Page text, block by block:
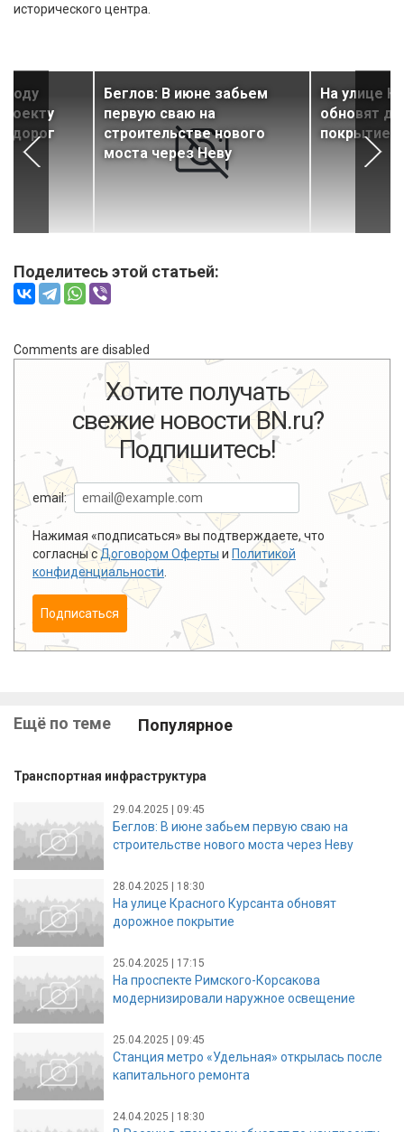
исторического центра.
году
дорог
Беглов: В июне забьем
первую сваю на
строительстве нового
моста через Неву
На улице
обновят
покрытие
Поделитесь этой статьей:
Comments are disabled
Хотите получать
свежие новости BN.ru?
Подпишитесь!
email:
Нажимая «подписаться» вы подтверждаете, что
согласны сДоговором Оферты и Политикой
конфиденциальности
Подписаться
Ещё по теме Популярное
Транспортная инфраструктура
29.04.2025 | 09:45
Беглов: В июне забьем первую сваю на
строительстве нового моста через Неву
28.04.2025 | 18:30
На улице Красного Курсанта обновят
дорожное покрытие
25.04.2025 | 17:15
На проспекте Римского-Корсакова
модернизировали наружное освещение
25.04.2025 | 09:45
Станция метро «Удельная» открылась после
капитального ремонта
24.04.2025 | 18:30